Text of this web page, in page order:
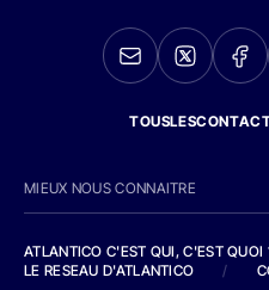
MIEUX NOUS CONNAITRE
ATLANTICO C'EST QUI, C'EST QUOI
LE RESEAU D'ATLANTICO
/